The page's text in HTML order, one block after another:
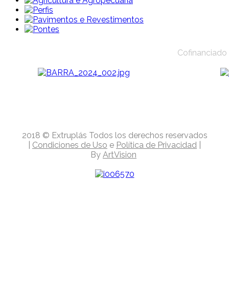
Cofinanciado
2018 © Extruplás Todos los derechos reservados
Condiciones de Uso e Política de Privacidad
By ArtVision